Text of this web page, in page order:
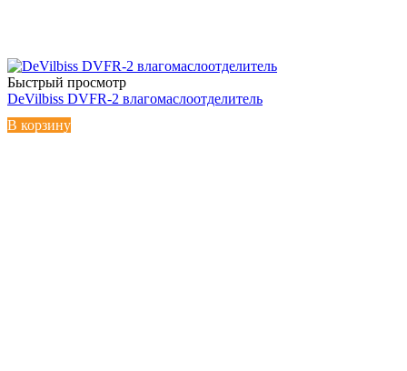
Быстрый просмотр
DeVilbiss DVFR-2 влагомаслоотделитель
В корзину